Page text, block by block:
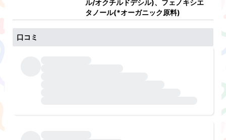
ル/オクチルドデシル)、フェノキシエ
タノール(*オーガニック原料)
口コミ